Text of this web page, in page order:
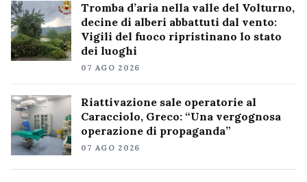
Tromba d’aria nella valle del Volturno,
decine di alberi abbattuti dal vento:
Vigili del fuoco ripristinano lo stato
dei luoghi
07 AGO 2026
Riattivazione sale operatorie al
Caracciolo, Greco: “Una vergognosa
operazione di propaganda”
07 AGO 2026